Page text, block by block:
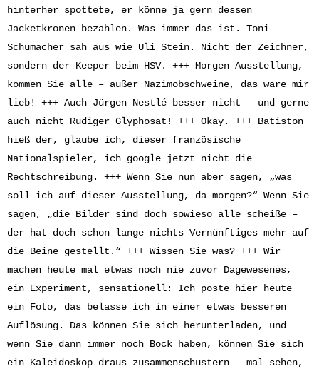
hinterher spottete, er könne ja gern dessen
Jacketkronen bezahlen. Was immer das ist. Toni
Schumacher sah aus wie Uli Stein. Nicht der Zeichner,
sondern der Keeper beim HSV. +++ Morgen Ausstellung,
kommen Sie alle – außer Nazimobschweine, das wäre mir
lieb! +++ Auch Jürgen Nestlé besser nicht – und gerne
auch nicht Rüdiger Glyphosat! +++ Okay. +++ Batiston
hieß der, glaube ich, dieser französische
Nationalspieler, ich google jetzt nicht die
Rechtschreibung. +++ Wenn Sie nun aber sagen, „was
soll ich auf dieser Ausstellung, da morgen?“ Wenn Sie
sagen, „die Bilder sind doch sowieso alle scheiße –
der hat doch schon lange nichts Vernünftiges mehr auf
die Beine gestellt.“ +++ Wissen Sie was? +++ Wir
machen heute mal etwas noch nie zuvor Dagewesenes,
ein Experiment, sensationell: Ich poste hier heute
ein Foto, das belasse ich in einer etwas besseren
Auflösung. Das können Sie sich herunterladen, und
wenn Sie dann immer noch Bock haben, können Sie sich
ein Kaleidoskop draus zusammenschustern – mal sehen,